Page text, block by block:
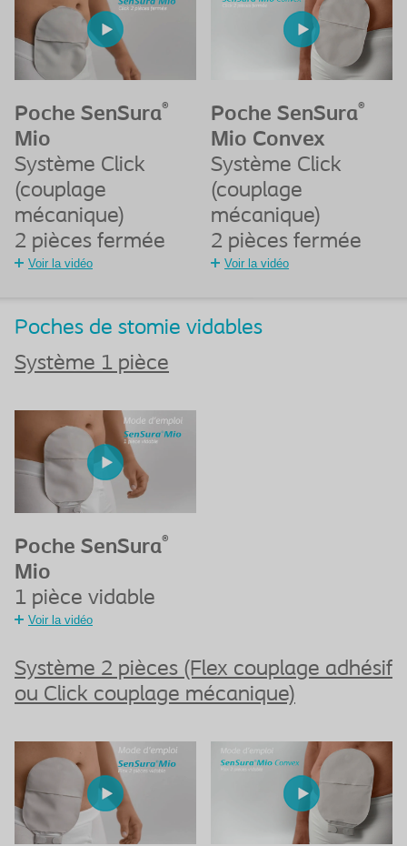
Poche SenSura®
Mio
Système Click
(couplage
mécanique)
2 pièces fermée
Voir la vidéo
Poche SenSura®
Mio Convex
Système Click
(couplage
mécanique)
2 pièces fermée
Voir la vidéo
Poches de stomie vidables
Système 1 pièce
Poche SenSura®
Mio
1 pièce vidable
Voir la vidéo
Système 2 pièces (Flex couplage adhésif
ou Click couplage mécanique)